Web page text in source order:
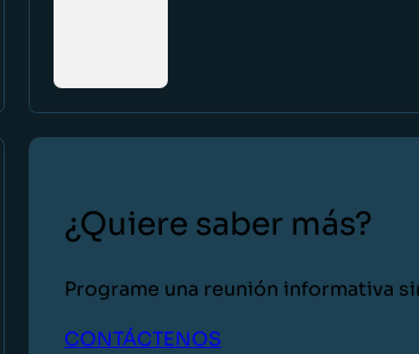
¿Quiere saber más?
Programe una reunión informativa
CONTÁCTENOS